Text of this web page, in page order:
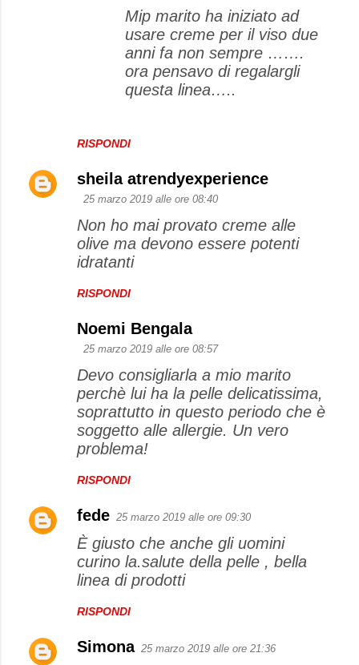
RISPONDI
Mip marito ha iniziato ad
usare creme per il viso due
anni fa non sempre …….
ora pensavo di regalargli
questa linea…..
sheila atrendyexperience
25 marzo 2019 alle ore 08:40
Non ho mai provato creme alle
olive ma devono essere potenti
idratanti
RISPONDI
Noemi Bengala
25 marzo 2019 alle ore 08:57
Devo consigliarla a mio marito
perchè lui ha la pelle delicatissima,
soprattutto in questo periodo che è
soggetto alle allergie. Un vero
problema!
RISPONDI
fede 25 marzo 2019 alle ore 09:30
È giusto che anche gli uomini
curino la.salute della pelle , bella
linea di prodotti
RISPONDI
Simona 25 marzo 2019 alle ore 21:36